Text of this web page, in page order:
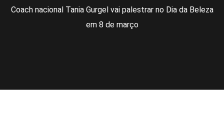
Coach nacional Tania Gurgel vai palestrar no Dia da Beleza
em 8 de março